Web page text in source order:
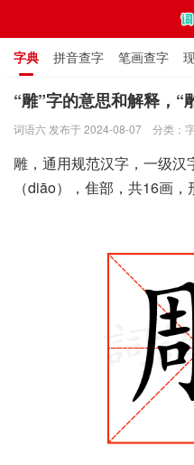
字典 拼音查字 笔画查字
通用规范汉字表 叠字大全
“雕”字的意思和解释，“
词语六 发布于 2024-08-07 分类：
雕，通用规范汉字，一级汉
（diāo），隹部，共16画